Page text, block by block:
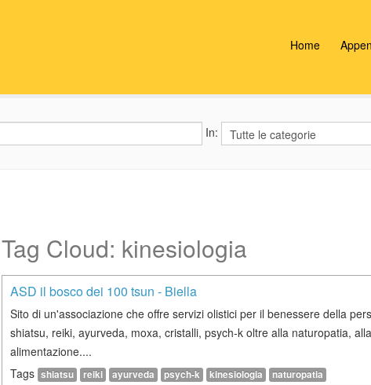
Home
In:
Tag Cloud: kinesiologia
ASD il bosco dei 100 tsun - Biella
Sito di un'associazione che offre servizi olistici per il benessere della
shiatsu, reiki, ayurveda, moxa, cristalli, psych-k oltre alla naturopatia, alla
alimentazione....
Tags shiatsu reiki ayurveda psych-k kinesiologia naturopatia